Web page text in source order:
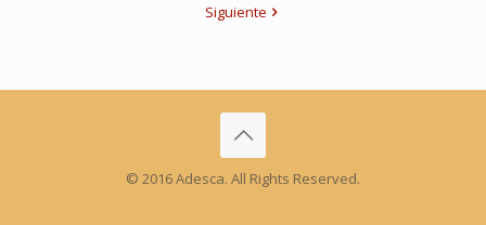
Siguiente
© 2016 Adesca. All Rights Reserved.